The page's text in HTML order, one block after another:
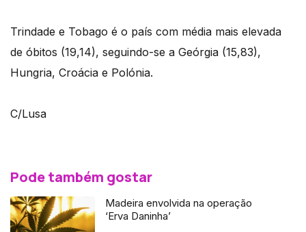
Trindade e Tobago é o país com média mais elevada
de óbitos (19,14), seguindo-se a Geórgia (15,83),
Hungria, Croácia e Polónia.
C/Lusa
Pode também gostar
Madeira envolvida na operação
‘Erva Daninha’